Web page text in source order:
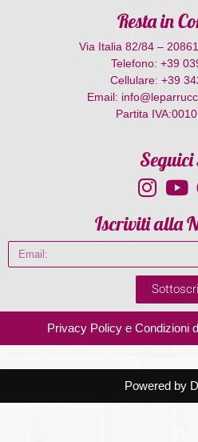
Resta in
Via Italia 82/84 –
Telefono: +39
Cellulare: +39
Email:
Partita
Seguici
Iscriviti alla
Privacy Policy e Condizioni
Powered by